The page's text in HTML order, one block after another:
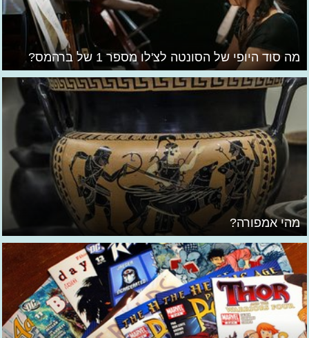
מה סוד היופי של הסונטה לצ'לו מספר 1 של ברהמס?
מהי אמפורה?